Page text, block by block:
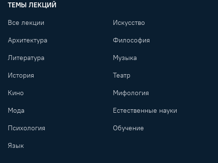
ТЕМЫ ЛЕКЦИЙ
Все лекции Искусство
Архитектура Философия
Литература Музыка
История Театр
Кино Мифология
Мода Естественные науки
Психология Обучение
Язык